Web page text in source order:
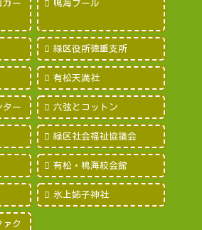
ガー
鳴海プール
緑区役所徳重支所
有松天満社
ター 六弦とコットン
緑区社会福祉協議会
有松・鳴海絞会館
氷上姉子神社
ァク